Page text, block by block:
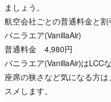
ましょう。
航空会社ごとの普通料金と割
バニラエア(VanillaAir)
普通料金 4,980円
バニラエア(VanillaAir)はLCC
座席の狭さなど気になる方
スメします。